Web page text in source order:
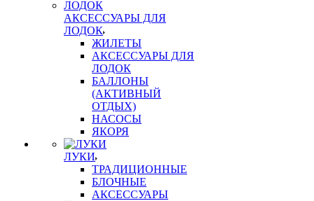
АКСЕССУАРЫ ДЛЯ
ЛОДОК
ЖИЛЕТЫ
АКСЕССУАРЫ ДЛЯ
ЛОДОК
БАЛЛОНЫ
(АКТИВНЫЙ
ОТДЫХ)
НАСОСЫ
ЯКОРЯ
ЛУКИ
ТРАДИЦИОННЫЕ
БЛОЧНЫЕ
АКСЕССУАРЫ